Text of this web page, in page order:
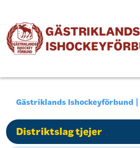
Gästriklands Ishockeyförbund
Distriktslag tjejer